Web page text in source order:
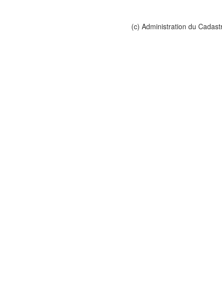
(c) Administration du